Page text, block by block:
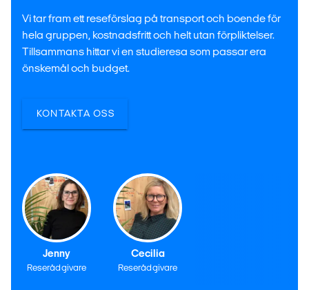
Vi tar fram ett reseförslag på transport och boende för
hela gruppen, kostnadsfritt och helt utan förpliktelser.
Tillsammans hittar vi en studieresa som passar era
önskemål och budget.
KONTAKTA OSS
Jenny
Reserådgivare
Cecilia
Reserådgivare